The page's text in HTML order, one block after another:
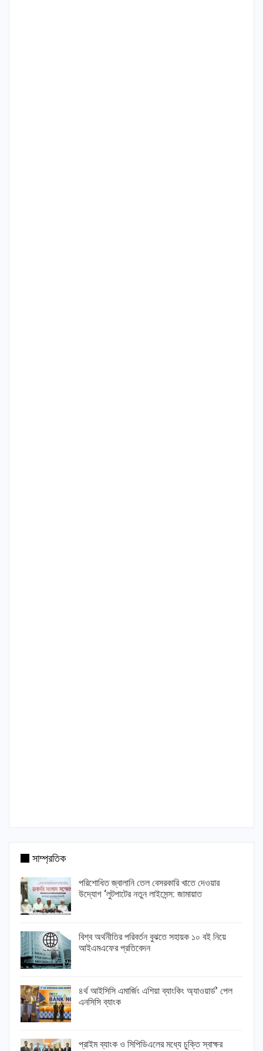
সাম্প্রতিক
পরিশোধিত জ্বালানি তেল বেসরকারি খাতে দেওয়ার
উদ্যোগ ‘লুটপাটের নতুন লাইসেন্স: জামায়াত
বিশ্ব অর্থনীতির পরিবর্তন বুঝতে সহায়ক ১০ বই নিয়ে
আইএমএফের প্রতিবেদন
৪র্থ আইসিসি এমার্জিং এশিয়া ব্যাংকিং অ্যাওয়ার্ড’ পেল
এনসিসি ব্যাংক
প্রাইম ব্যাংক ও সিপিডিএলের মধ্যে চুক্তি স্বাক্ষর